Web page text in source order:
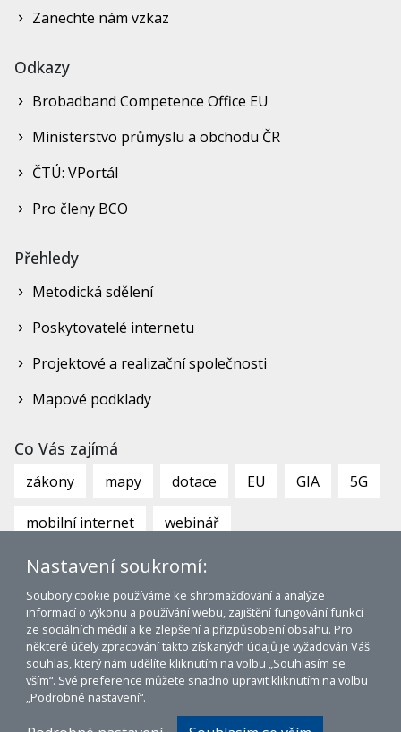
Zanechte nám vzkaz
Odkazy
Brobadband Competence Office EU
Ministerstvo průmyslu a obchodu ČR
ČTÚ: VPortál
Pro členy BCO
Přehledy
Metodická sdělení
Poskytovatelé internetu
Projektové a realizační společnosti
Mapové podklady
Co Vás zajímá
zákony mapy dotace EU GIA 5G
mobilní internet webinář
www.bco.gov.cz| www.bconetwork.cz
Mapa stránek| Tagy | Prohlášení o přístupnosti
© 2026 Broadband Competence Office ČR
Lubor Mrázek, mSystem 5.2
Nastavení soukromí:
Soubory cookie používáme ke shromažďování a analýze
informací o výkonu a používání webu, zajištění fungování funkcí
ze sociálních médií a ke zlepšení a přizpůsobení obsahu. Pro
některé účely zpracování takto získaných údajů je vyžadován Váš
souhlas, který nám udělíte kliknutím na volbu „Souhlasím se
vším“. Své preference můžete snadno upravit kliknutím na volbu
„Podrobné nastavení“.